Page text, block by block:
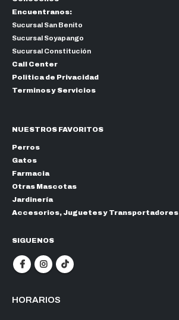
Encuentranos:
Sucursal San Benito
Sucursal Soyapango
Sucursal Constitución
Call Center
Politica de Privacidad
Terminos y Servicios
NUESTROS FAVORITOS
Perros
Gatos
Farmacia
Otras Mascotas
Jardinería
Accesorios, Juguetes y Transportadores
SIGUENOS
HORARIOS